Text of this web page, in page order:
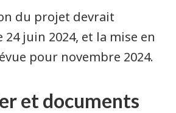
du projet devrait
24 juin 2024, et la mise en
pour novembre 2024.
et documents